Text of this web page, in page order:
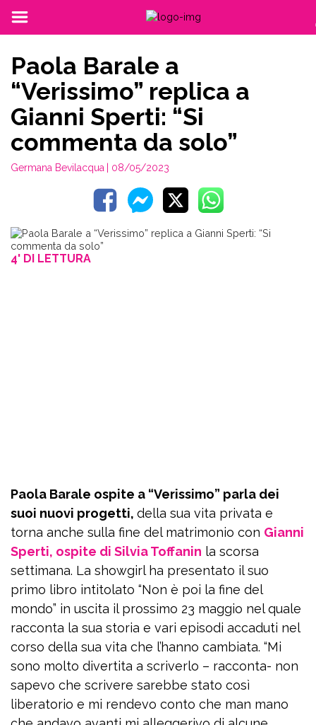
Paola Barale a
“Verissimo” replica a
Gianni Sperti: “Si
commenta da solo”
Germana Bevilacqua | 08/05/2023
4' DI LETTURA
Paola Barale ospite a “Verissimo” parla dei
suoi nuovi progetti, della sua vita privata e
torna anche sulla fine del matrimonio con Gianni
Sperti, ospite di Silvia Toffanin la scorsa
settimana. La showgirl ha presentato il suo
primo libro intitolato “Non è poi la fine del
mondo” in uscita il prossimo 23 maggio nel quale
racconta la sua storia e vari episodi accaduti nel
corso della sua vita che l’hanno cambiata. “Mi
sono molto divertita a scriverlo – racconta- non
sapevo che scrivere sarebbe stato così
liberatorio e mi rendevo conto che man mano